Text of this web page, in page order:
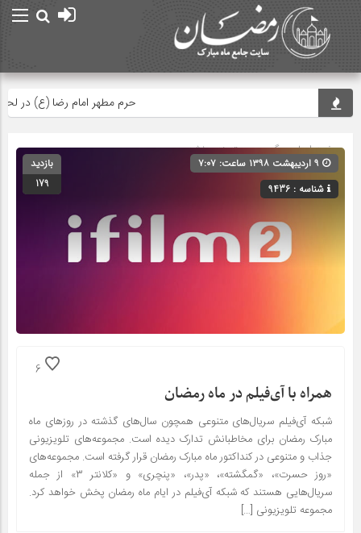
حرم مطهر امام رضا (ع) در لحظه
صفحه اصلی» گروه » دسته‌بندی نشده
شناسه : 9436
بازدید
179
6
همراه با آی‌فیلم در ماه رمضان
شبکه آی‌فیلم سریال‌های متنوعی همچون سال‌های گذشته در روزهای ماه
مبارک رمضان برای مخاطبانش تدارک دیده است. مجموعه‌های تلویزیونی
جذاب و متنوعی در کنداکتور ماه مبارک رمضان قرار گرفته است. مجموعه‌های
«روز حسرت»، «گمگشته»، «پدر»، «پنچری» و «کلانتر ۳» از جمله
سریال‌هایی هستند که شبکه آی‌فیلم در ایام ماه رمضان پخش خواهد کرد.
مجموعه تلویزیونی […]